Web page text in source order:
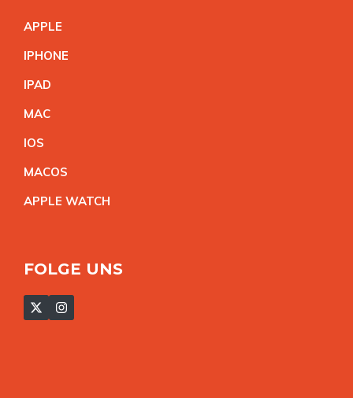
APPLE
IPHONE
IPAD
MAC
IOS
MACOS
APPLE WATCH
FOLGE UNS